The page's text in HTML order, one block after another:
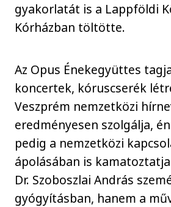
gyakorlatát is a Lappföldi
Kórházban töltötte.
Az Opus Énekegyüttes
koncertek, kóruscserék
Veszprém nemzetközi
eredményesen szolgálja,
pedig a nemzetközi
ápolásában is
Dr. Szoboszlai András
gyógyításban, hanem a